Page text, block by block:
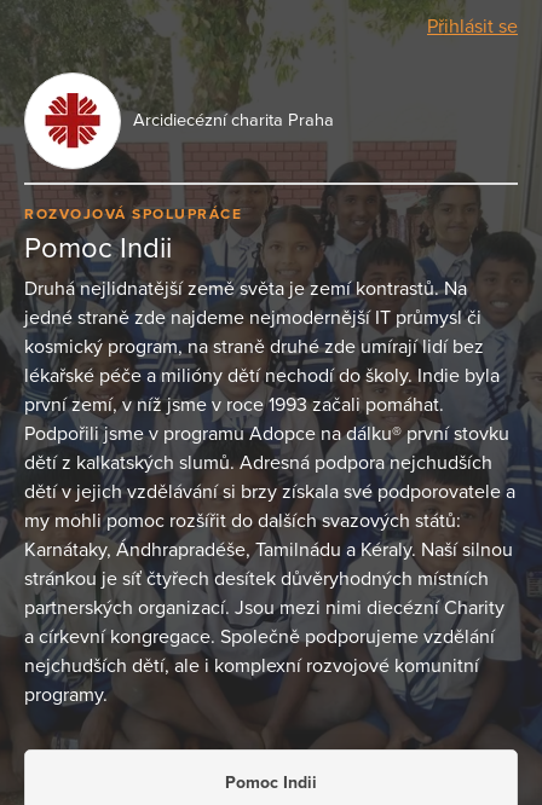
Přihlásit se
Arcidiecézní charita Praha
ROZVOJOVÁ SPOLUPRÁCE
Pomoc Indii
Druhá nejlidnatější země světa je zemí kontrastů. Na
jedné straně zde najdeme nejmodernější IT průmysl či
kosmický program, na straně druhé zde umírají lidí bez
lékařské péče a milióny dětí nechodí do školy. Indie byla
první zemí, v níž jsme v roce 1993 začali pomáhat.
Podpořili jsme v programu Adopce na dálku® první stovku
dětí z kalkatských slumů. Adresná podpora nejchudších
dětí v jejich vzdělávání si brzy získala své podporovatele a
my mohli pomoc rozšířit do dalších svazových států:
Karnátaky, Ándhrapradéše, Tamilnádu a Kéraly. Naší silnou
stránkou je síť čtyřech desítek důvěryhodných místních
partnerských organizací. Jsou mezi nimi diecézní Charity
a církevní kongregace. Společně podporujeme vzdělání
nejchudších dětí, ale i komplexní rozvojové komunitní
programy.
Pomoc Indii